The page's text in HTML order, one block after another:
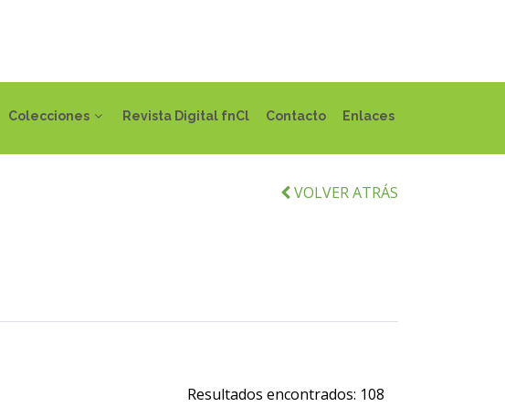
Colecciones Revista Digital fnCl Contacto Enlaces
VOLVER ATRÁS
Resultados encontrados: 108